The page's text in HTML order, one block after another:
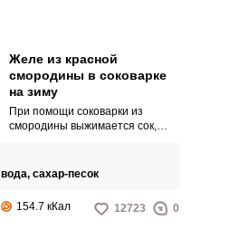
Желе из красной
смородины в соковарке
на зиму
При помощи соковарки из
смородины выжимается сок,
сахар, вода и всё хорошо
вода, сахар-песок
154.7 кКал 12723 0